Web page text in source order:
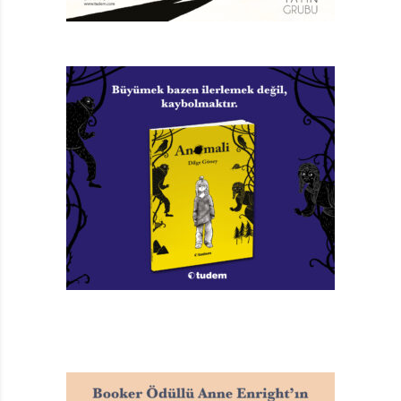
edilebileceği, nasıl saklanabileceği, etiketlerdeki küçük
işlemlerden geçirilebileceğini farklı seçenekler sunarak
Hatta cep yakmayan yemek tarifleri bile var. Ama
ülkemiz ekonomik koşulları göz önüne alındığında orası
biraz tartışmalı. Gerçi kitap, yukarıda çizilen çerçeveyle
yetinseydi yine de şahane bir Mutfak Rehberi olarak
genç ve yetişkin okura görül rahatlıyla önerilebilirdi.
Sağlıklı ve dengeli beslenme alanında toparladığı
bilgiler sahiden de sadece vegan değil, her türlü
olarak değerlendiremeyiz. “Norm” sayılan ve “genel”